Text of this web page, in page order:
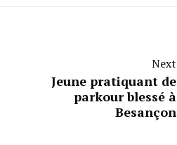
Next
Jeune pratiquant de
parkour blessé à
Besançon